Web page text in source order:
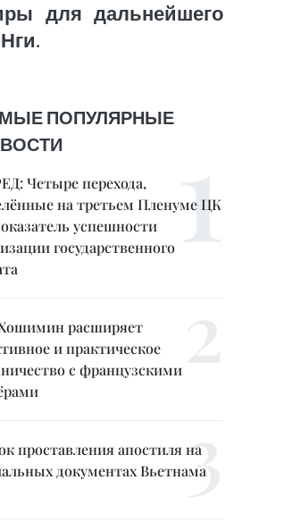
для дальнейшего
ПОПУЛЯРНЫЕ
Четыре перехода,
на третьем Пленуме ЦК
успешности
государственного
расширяет
и практическое
с французскими
проставления апостиля на
документах Вьетнама